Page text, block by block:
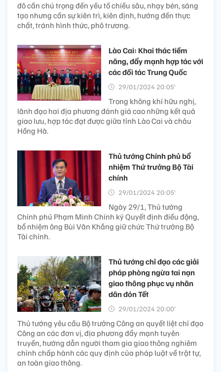
đô cần chú trọng đến yếu tố chiều sâu, nhạy bén, sáng
tạo nhưng cần sự kiên trì, kiên định, hướng đến thực
chất, tránh hình thức, phô trương.
Lào Cai: Khai thác tiềm
năng, đẩy mạnh hợp tác với
các đối tác Trung Quốc
29/01/2024 20:05’
Trong không khí hữu nghị,
lãnh đạo hai địa phương đánh giá cao những kết quả
giao lưu, hợp tác đạt được giữa tỉnh Lào Cai và châu
Hồng Hà.
Thủ tướng Chính phủ bổ
nhiệm Thứ trưởng Bộ Tài
chính
29/01/2024 20:05’
Ngày 29/1, Thủ tướng
Chính phủ Phạm Minh Chính ký Quyết định điều động,
bổ nhiệm ông Bùi Văn Khắng giữ chức Thứ trưởng Bộ
Tài chính.
Thủ tướng chỉ đạo các giải
pháp phòng ngừa tai nạn
giao thông phục vụ nhân
dân đón Tết
29/01/2024 20:00’
Thủ tướng yêu cầu Bộ trưởng Công an quyết liệt chỉ đạo
Công an các đơn vị, địa phương đẩy mạnh tuyên
truyền, hướng dẫn người tham gia giao thông nghiêm
chỉnh chấp hành các quy định của pháp luật về trật tự,
an toàn giao thông.